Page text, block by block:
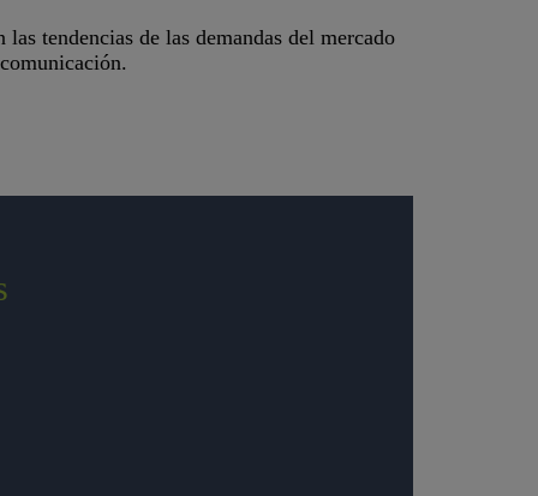
tendencias de las demandas del mercado